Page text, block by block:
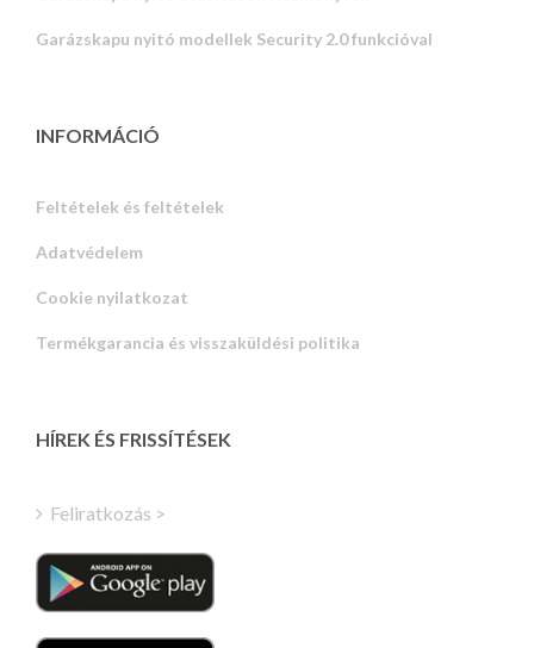
Garázskapu nyitó modellek Security 2.0 funkcióval
INFORMÁCIÓ
Feltételek és feltételek
Adatvédelem
Cookie nyilatkozat
Termékgarancia és visszaküldési politika
HÍREK ÉS FRISSÍTÉSEK
Feliratkozás >